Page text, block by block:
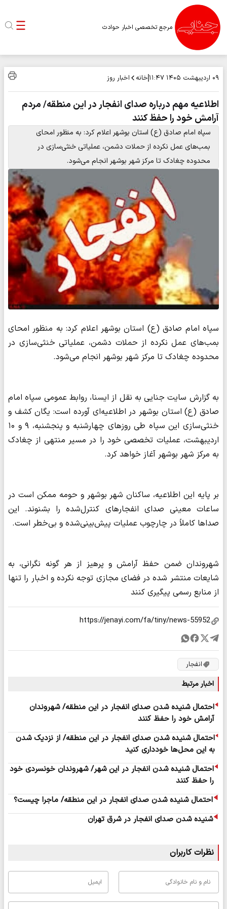
مرجع تخصصی اخبار حوادث
۰۹ اردیبهشت ۱۴۰۵ ۱۱:۴۷ خانه اخبار روز
اطلاعیه مهم درباره صدای انفجار در این منطقه/ مردم
آرامش خود را حفظ کنند
سپاه امام صادق (ع) استان بوشهر اعلام کرد: به منظور امحای
بمب‌های عمل‌ نکرده از حملات دشمن، عملیاتی خنثی‌سازی در
محدوده چغادک تا مرکز شهر بوشهر انجام می‌شود.
سپاه امام صادق (ع) استان بوشهر اعلام کرد: به منظور امحای
بمب‌های عمل‌ نکرده از حملات دشمن، عملیاتی خنثی‌سازی در
محدوده چغادک تا مرکز شهر بوشهر انجام می‌شود.
به گزارش سایت جنایی به نقل از ایسنا، روابط عمومی سپاه امام
صادق (ع) استان بوشهر در اطلاعیه‌ای آورده است: یگان کشف و
خنثی‌سازی این سپاه طی روزهای چهارشنبه و پنجشنبه، ۹ و ۱۰
اردیبهشت، عملیات تخصصی خود را در مسیر منتهی از چغادک
به مرکز شهر بوشهر آغاز خواهد کرد.
بر پایه این اطلاعیه، ساکنان شهر بوشهر و حومه ممکن است در
ساعات معینی صدای انفجارهای کنترل‌شده را بشنوند. این
صداها کاملاً در چارچوب عملیات پیش‌بینی‌شده و بی‌خطر است.
شهروندان ضمن حفظ آرامش و پرهیز از هر گونه نگرانی، به
شایعات منتشر شده در فضای مجازی توجه نکرده و اخبار را تنها
از منابع رسمی پیگیری کنند
انفجار
اخبار مرتبط
احتمال شنیده شدن صدای انفجار در این منطقه/ شهروندان
آرامش خود را حفظ کنند
احتمال شنیده شدن صدای انفجار در این منطقه/ از نزدیک شدن
به این محل‌ها خودداری کنید
احتمال شنیده شدن انفجار در این شهر/ شهروندان خونسردی خود
را حفظ کنند
احتمال شنیده شدن صدای انفجار در این منطقه/ ماجرا چیست؟
شنیده شدن صدای انفجار در شرق تهران
نظرات کاربران